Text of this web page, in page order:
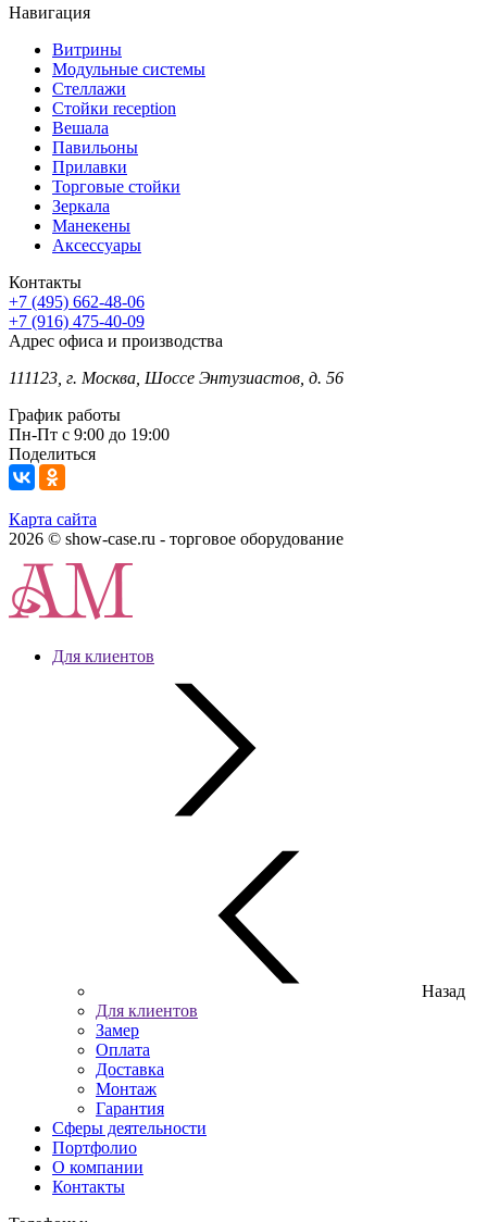
Навигация
Витрины
Модульные системы
Стеллажи
Стойки reception
Вешала
Павильоны
Прилавки
Торговые стойки
Зеркала
Манекены
Аксессуары
Контакты
+7 (495) 662-48-06
+7 (916) 475-40-09
Адрес офиса и производства
111123, г. Москва, Шоссе Энтузиастов, д. 56
График работы
Пн-Пт с 9:00 до 19:00
Поделиться
Карта сайта
2026 © show-case.ru - торговое оборудование
Для клиентов
Назад
Для клиентов
Замер
Оплата
Доставка
Монтаж
Гарантия
Сферы деятельности
Портфолио
О компании
Контакты